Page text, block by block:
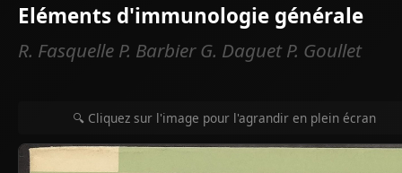
Eléments d'immunologie générale
R. Fasquelle P. Barbier G. Daguet P. Goullet
🔍 Cliquez sur l'image pour l'agrandir en plein écran